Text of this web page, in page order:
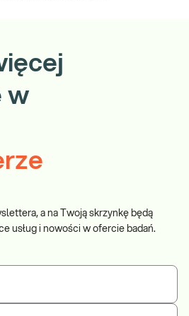
w
a na Twoją skrzynkę będą
usług i nowości w ofercie badań.